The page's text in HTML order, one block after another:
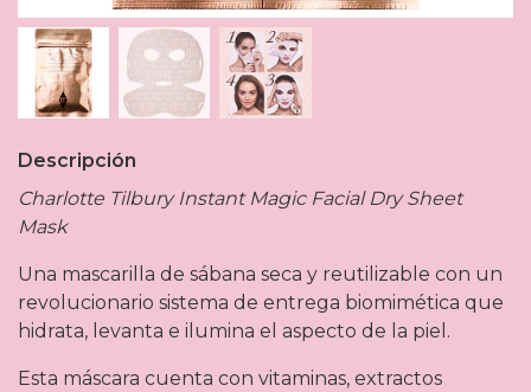
Descripción
Charlotte Tilbury Instant Magic Facial Dry Sheet
Mask
Una mascarilla de sábana seca y reutilizable con un
revolucionario sistema de entrega biomimética que
hidrata, levanta e ilumina el aspecto de la piel.
Esta máscara cuenta con vitaminas, extractos